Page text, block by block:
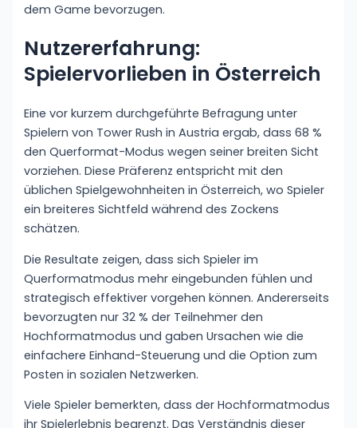
dem Game bevorzugen.
Nutzererfahrung:
Spielervorlieben in Österreich
Eine vor kurzem durchgeführte Befragung unter
Spielern von Tower Rush in Austria ergab, dass 68 %
den Querformat-Modus wegen seiner breiten Sicht
vorziehen. Diese Präferenz entspricht mit den
üblichen Spielgewohnheiten in Österreich, wo Spieler
ein breiteres Sichtfeld während des Zockens
schätzen.
Die Resultate zeigen, dass sich Spieler im
Querformatmodus mehr eingebunden fühlen und
strategisch effektiver vorgehen können. Andererseits
bevorzugten nur 32 % der Teilnehmer den
Hochformatmodus und gaben Ursachen wie die
einfachere Einhand-Steuerung und die Option zum
Posten in sozialen Netzwerken.
Viele Spieler bemerkten, dass der Hochformatmodus
ihr Spielerlebnis begrenzt. Das Verständnis dieser